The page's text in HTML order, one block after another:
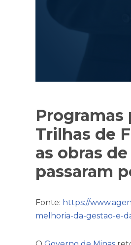
Trilhas de
as obras
passaram
Fonte: https://
melhoria-da-gestao-e-